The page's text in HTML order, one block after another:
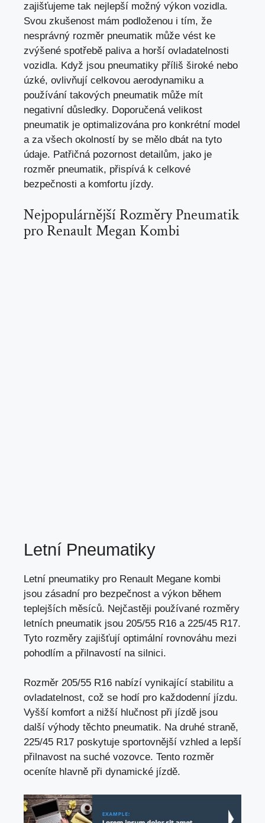
zajišťujeme tak nejlepší možný výkon vozidla.
Svou zkušenost mám podloženou i tím, že
nesprávný rozměr pneumatik může vést ke
zvýšené spotřebě paliva a horší ovladatelnosti
vozidla. Když jsou pneumatiky příliš široké nebo
úzké, ovlivňují celkovou aerodynamiku a
používání takových pneumatik může mít
negativní důsledky. Doporučená velikost
pneumatik je optimalizována pro konkrétní model
a za všech okolností by se mělo dbát na tyto
údaje. Patřičná pozornost detailům, jako je
rozměr pneumatik, přispívá k celkové
bezpečnosti a komfortu jízdy.
Nejpopulárnější Rozměry Pneumatik
pro Renault Megan Kombi
Letní Pneumatiky
Letní pneumatiky pro Renault Megane kombi
jsou zásadní pro bezpečnost a výkon během
teplejších měsíců. Nejčastěji používané rozměry
letních pneumatik jsou 205/55 R16 a 225/45 R17.
Tyto rozměry zajišťují optimální rovnováhu mezi
pohodlím a přilnavostí na silnici.
Rozměr 205/55 R16 nabízí vynikající stabilitu a
ovladatelnost, což se hodí pro každodenní jízdu.
Vyšší komfort a nižší hlučnost při jízdě jsou
další výhody těchto pneumatik. Na druhé straně,
225/45 R17 poskytuje sportovnější vzhled a lepší
přilnavost na suché vozovce. Tento rozměr
oceníte hlavně při dynamické jízdě.